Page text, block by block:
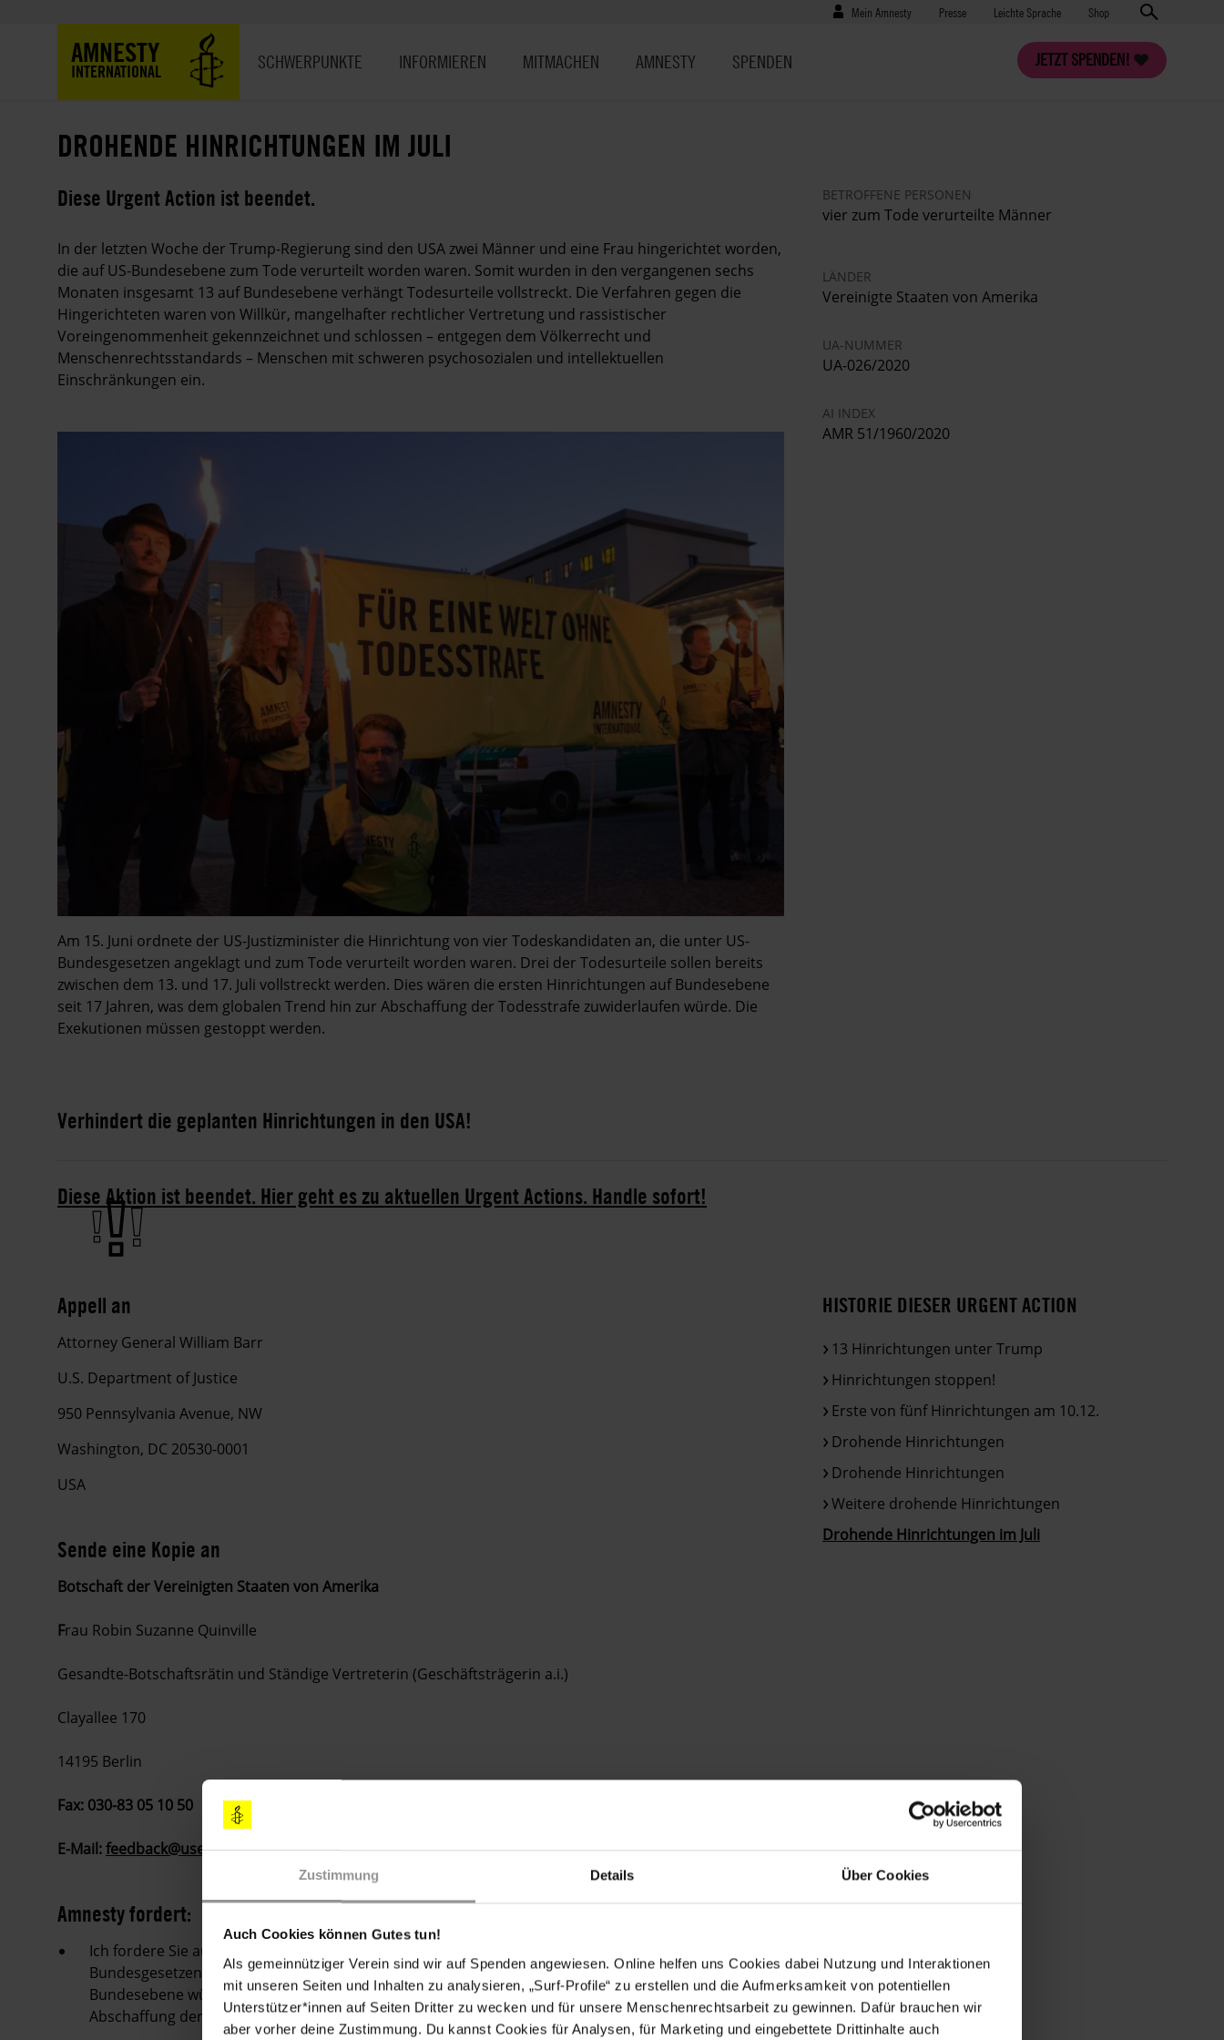
Zustimmung Details Über Cookies
Auch Cookies können Gutes tun!
Als gemeinnütziger Verein sind wir auf Spenden angewiesen. Online helfen uns Cookies dabei Nutzung und Interaktionen
mit unseren Seiten und Inhalten zu analysieren, „Surf-Profile“ zu erstellen und die Aufmerksamkeit von potentiellen
Unterstützer*innen auf Seiten Dritter zu wecken und für unsere Menschenrechtsarbeit zu gewinnen. Dafür brauchen wir
aber vorher deine Zustimmung. Du kannst Cookies für Analysen, für Marketing und eingebettete Drittinhalte auch
Benutzermenü
Mein Amnesty Presse
Presse Leichte Sprache Shop
AMNESTY
INTERNATIONAL
JETZT SPENDEN!
SCHWERPUNKTE INFORMIEREN MITMACHEN AMNESTY SPENDEN
DROHENDE HINRICHTUNGEN IM JULI
Diese Urgent Action ist beendet.
In der letzten Woche der Trump-Regierung sind den USA zwei Männer und eine Frau hingerichtet worden,
die auf US-Bundesebene zum Tode verurteilt worden waren. Somit wurden in den vergangenen sechs
Monaten insgesamt 13 auf Bundesebene verhängt Todesurteile vollstreckt. Die Verfahren gegen die
Hingerichteten waren von Willkür, mangelhafter rechtlicher Vertretung und rassistischer
Voreingenommenheit gekennzeichnet und schlossen – entgegen dem Völkerrecht und
Menschenrechtsstandards – Menschen mit schweren psychosozialen und intellektuellen
Einschränkungen ein.
Am 15. Juni ordnete der US-Justizminister die Hinrichtung von vier Todeskandidaten an, die unter US-
Bundesgesetzen angeklagt und zum Tode verurteilt worden waren. Drei der Todesurteile sollen bereits
zwischen dem 13. und 17. Juli vollstreckt werden. Dies wären die ersten Hinrichtungen auf Bundesebene
seit 17 Jahren, was dem globalen Trend hin zur Abschaffung der Todesstrafe zuwiderlaufen würde. Die
Exekutionen müssen gestoppt werden.
BETROFFENE PERSONEN
vier zum Tode verurteilte Männer
LÄNDER
Vereinigte Staaten von Amerika
UA-NUMMER
UA-026/2020
AI INDEX
AMR 51/1960/2020
Verhindert die geplanten Hinrichtungen in den USA!
Diese Aktion ist beendet. Hier geht es zu aktuellen Urgent Actions. Handle sofort!
Appell an
Attorney General William Barr
U.S. Department of Justice
950 Pennsylvania Avenue, NW
Washington, DC 20530-0001
USA
Sende eine Kopie an
Botschaft der Vereinigten Staaten von Amerika
Frau Robin Suzanne Quinville
Gesandte-Botschaftsrätin und Ständige Vertreterin (Geschäftsträgerin a.i.)
Clayallee 170
14195 Berlin
Fax: 030-83 05 10 50
E-Mail:feedback@usembassy.de
Amnesty fordert:
Ich fordere Sie auf, die Hinrichtung der vier Männer in Indiana zu stoppen, die gemäß
Bundesgesetzen zum Tode verurteilt worden sind. Die Wiederaufnahme von Hinrichtungen auf
Bundesebene würde die Fortschritte in den USA zunichte machen und dem globalen Trend zur
Abschaffung der Todesstrafe zuwiderlaufen.
HISTORIE DIESER URGENT ACTION
13 Hinrichtungen unter Trump
Hinrichtungen stoppen!
Erste von fünf Hinrichtungen am 10.12.
Drohende Hinrichtungen
Drohende Hinrichtungen
Weitere drohende Hinrichtungen
Drohende Hinrichtungen im Juli